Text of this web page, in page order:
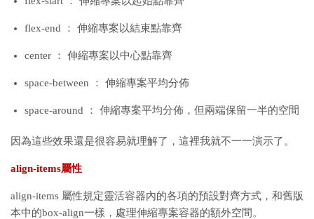
flex-end ： 伸縮專案以結束點靠齊
center ： 伸縮專案以中心點靠齊
space-between ： 伸縮專案平均分佈
space-around ： 伸縮專案平均分佈，但兩端保留一半的空間
因為這些效果還是很容易就理解了，這裡我就不一一演示了。
align-items屬性
align-items 屬性規定靈活容器內的各項的預設對齊方式，和舊版
本中的box-align一樣，處理伸縮專案容器的額外空間。